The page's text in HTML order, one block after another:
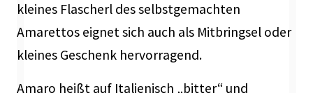
kleines Flascherl des selbstgemachten
Amarettos eignet sich auch als Mitbringsel oder
kleines Geschenk hervorragend.
Amaro heißt auf Italienisch „bitter“ und